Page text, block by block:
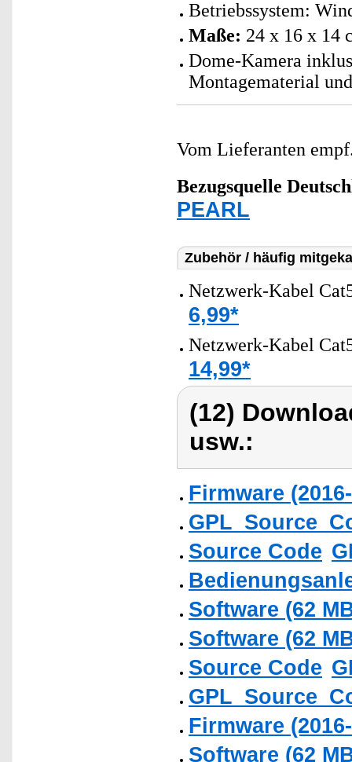
Betriebssystem:
Maße: 24 x 16 x 14
Dome-Kamera
Montagematerial
Vom Lieferanten
Bezugsquelle
PEARL
Zubehör / häufig
Netzwerk-Kabel
6,99*
Netzwerk-Kabel
14,99*
(12)
usw.:
Firmware
Source Code
Software (62
Software (62
Source Code
Firmware
Software (62